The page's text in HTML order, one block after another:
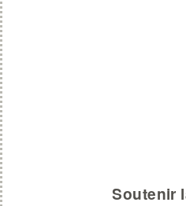
Soutenir